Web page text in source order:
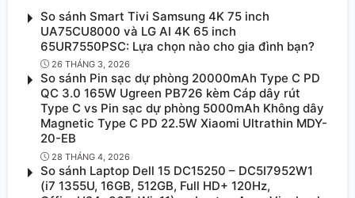
So sánh Smart Tivi Samsung 4K 75 inch
UA75CU8000 và LG AI 4K 65 inch
65UR7550PSC: Lựa chọn nào cho gia đình bạn?
26 THÁNG 3, 2026
So sánh Pin sạc dự phòng 20000mAh Type C PD
QC 3.0 165W Ugreen PB726 kèm Cáp dây rút
Type C vs Pin sạc dự phòng 5000mAh Không dây
Magnetic Type C PD 22.5W Xiaomi Ultrathin MDY-
20-EB
28 THÁNG 4, 2026
So sánh Laptop Dell 15 DC15250 – DC5I7952W1
(i7 1355U, 16GB, 512GB, Full HD+ 120Hz,